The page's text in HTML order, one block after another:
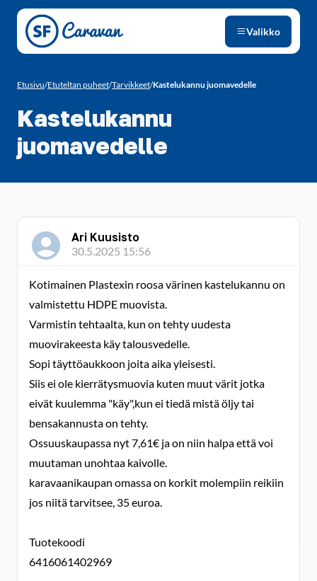
Siirry sivun sisältöön
Valikko
Etusivu/Etuteltan puheet/Tarvikkeet/Kastelukannu juomavedelle
Kastelukannu
juomavedelle
Ari Kuusisto
30.5.2025 15:56
Kotimainen Plastexin roosa värinen kastelukannu on
valmistettu HDPE muovista.
Varmistin tehtaalta, kun on tehty uudesta
muovirakeesta käy talousvedelle.
Sopi täyttöaukkoon joita aika yleisesti.
Siis ei ole kierrätysmuovia kuten muut värit jotka
eivät kuulemma "käy",kun ei tiedä mistä öljy tai
bensakannusta on tehty.
Ossuuskaupassa nyt 7,61€ ja on niin halpa että voi
muutaman unohtaa kaivolle.
karavaanikaupan omassa on korkit molempiin reikiin
jos niitä tarvitsee, 35 euroa.
Tuotekoodi
6416061402969